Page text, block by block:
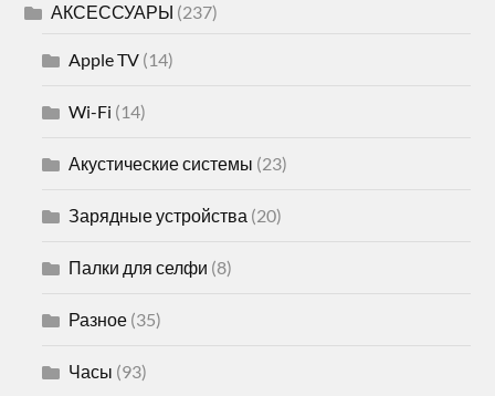
АКСЕССУАРЫ (237)
Apple TV (14)
Wi-Fi (14)
Акустические системы (23)
Зарядные устройства (20)
Палки для селфи (8)
Разное (35)
Часы (93)